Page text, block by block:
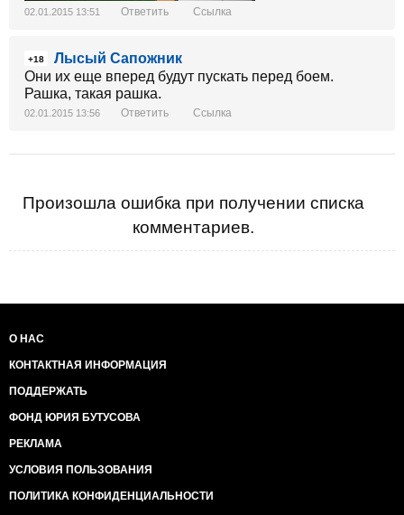
02.01.2015 13:51 Ответить Ссылка
+18
Лысый Сапожник
Они их еще вперед будут пускать перед боем.
Рашка, такая рашка.
02.01.2015 13:56 Ответить Ссылка
Произошла ошибка при получении списка
комментариев.
О НАС
КОНТАКТНАЯ ИНФОРМАЦИЯ
ПОДДЕРЖАТЬ
ФОНД ЮРИЯ БУТУСОВА
РЕКЛАМА
УСЛОВИЯ ПОЛЬЗОВАНИЯ
ПОЛИТИКА КОНФИДЕНЦИАЛЬНОСТИ